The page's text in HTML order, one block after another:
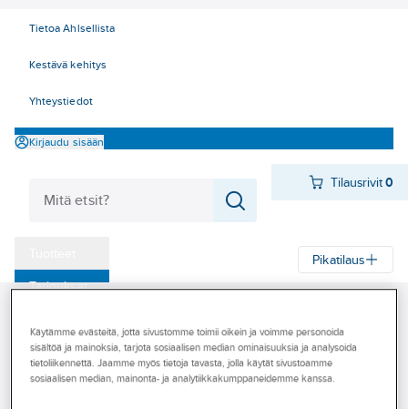
Tietoa Ahlsellista
Kestävä kehitys
Yhteystiedot
Kirjaudu sisään
Tilausrivit 0
‎Tarjoukset
Tapahtumat
Konseptit
Pikatilaus
Öljyt, rasvat ja lastuamisaineet
Voiteluöljyt Kuivavoiteluaineet
Kuivavoiteluaineet
Käytämme evästeitä, jotta sivustomme toimii oikein ja voimme personoida
sisältöä ja mainoksia, tarjota sosiaalisen median ominaisuuksia ja analysoida
tietoliikennettä. Jaamme myös tietoja tavasta, jolla käytät sivustoamme
sosiaalisen median, mainonta- ja analytiikkakumppaneidemme kanssa.